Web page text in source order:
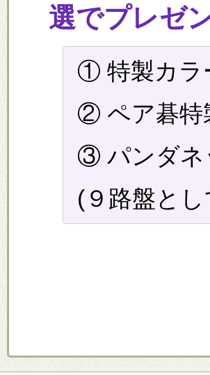
選でプレゼ
① 特製カラ
② ペア碁特
③ パンダネ
(９路盤と